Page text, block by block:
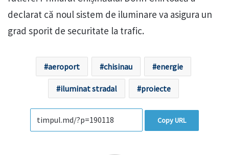
declarat că noul sistem de iluminare va asigura un
grad sporit de securitate la trafic.
aeroport chisinau energie
iluminat stradal proiecte
Copy URL